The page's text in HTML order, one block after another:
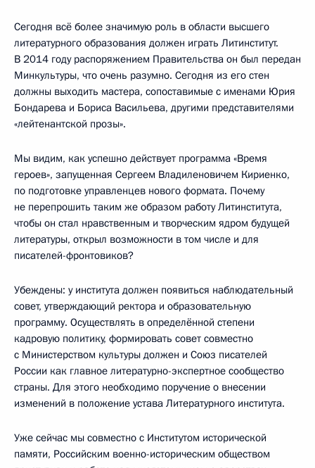
Сегодня всё более значимую роль в области высшего
литературного образования должен играть Литинститут.
В 2014 году распоряжением Правительства он был передан
Минкультуры, что очень разумно. Сегодня из его стен
должны выходить мастера, сопоставимые с именами Юрия
Бондарева и Бориса Васильева, другими представителями
«лейтенантской прозы».
Мы видим, как успешно действует программа «Время
героев», запущенная Сергеем Владиленовичем Кириенко,
по подготовке управленцев нового формата. Почему
не перепрошить таким же образом работу Литинститута,
чтобы он стал нравственным и творческим ядром будущей
литературы, открыл возможности в том числе и для
писателей-фронтовиков?
Убеждены: у института должен появиться наблюдательный
совет, утверждающий ректора и образовательную
программу. Осуществлять в определённой степени
кадровую политику, формировать совет совместно
с Министерством культуры должен и Союз писателей
России как главное литературно-экспертное сообщество
страны. Для этого необходимо поручение о внесении
изменений в положение устава Литературного института.
Уже сейчас мы совместно с Институтом исторической
памяти, Российским военно-историческим обществом